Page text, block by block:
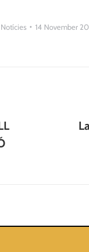
Notícies 14 November